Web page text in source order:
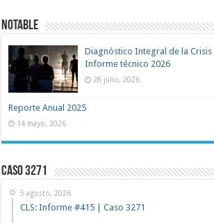
NOTABLE
Diagnóstico Integral de la Crisis
Informe técnico 2026
28 julio, 2026
Reporte Anual 2025
14 mayo, 2026
Caso 3271
5 agosto, 2026
CLS: Informe #415 | Caso 3271